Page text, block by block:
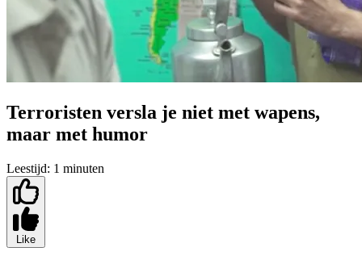
Terroristen versla je niet met wapens,
maar met humor
Leestijd: 1 minuten
Like